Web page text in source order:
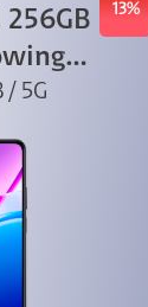
13%
256GB
/ 5G